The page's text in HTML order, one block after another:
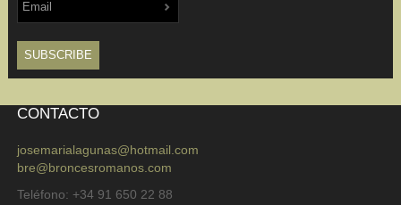
CONTACTO
josemarialagunas@hotmail.com
bre@broncesromanos.com
Teléfono: +34 91 650 22 88